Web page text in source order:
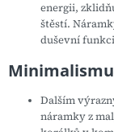
energii,
štěstí.
duševní
Dalším
náramky z